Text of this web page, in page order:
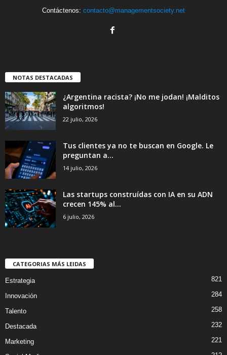
Contáctenos: contacto@managementsociety.net
NOTAS DESTACADAS
¿Argentina racista? ¡No me jodan! ¡Malditos
algoritmos!
22 julio, 2026
Tus clientes ya no te buscan en Google. Le
preguntan a...
14 julio, 2026
Las startups construídas con IA en su ADN
crecen 145% al...
6 julio, 2026
CATEGORIAS MÁS LEIDAS
Estrategia 821
Innovación 284
Talento 258
Destacada 232
Marketing 221